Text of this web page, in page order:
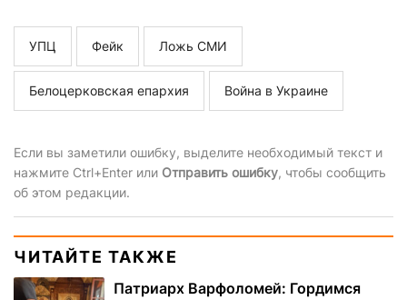
УПЦ Фейк Ложь СМИ
Белоцерковская епархия Война в Украине
Если вы заметили ошибку, выделите необходимый текст и
нажмите Ctrl+Enter или Отправить ошибку, чтобы сообщить
об этом редакции.
ЧИТАЙТЕ ТАКЖЕ
Патриарх Варфоломей: Гордимся